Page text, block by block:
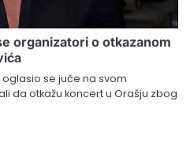
organizatori o otkazanom
se juče na svom
da otkažu koncert u Orašju zbog